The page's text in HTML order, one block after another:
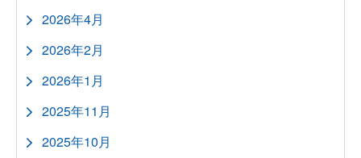
2026年4月
2026年2月
2026年1月
2025年11月
2025年10月